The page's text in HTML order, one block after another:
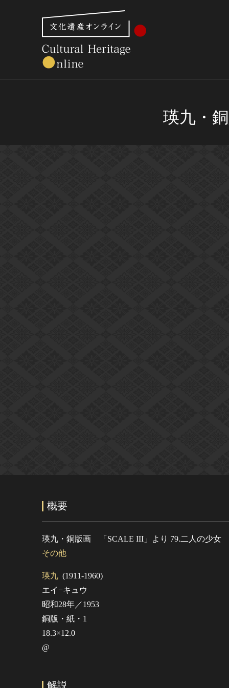
瑛九・
概要
瑛九・銅版画 「SCALE III」より 79.二人の少女
その他
瑛九 (1911-1960)
エイ−キュウ
昭和28年／1953
銅版・紙・1
18.3×12.0
@
解説